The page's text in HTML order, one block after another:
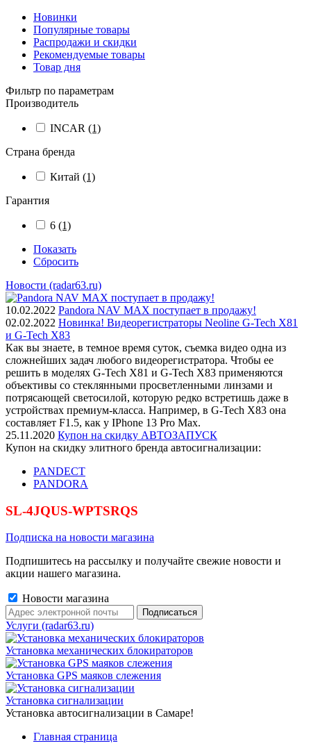
Новинки
Популярные товары
Распродажи и скидки
Рекомендуемые товары
Товар дня
Фильтр по параметрам
Производитель
INCAR (1)
Страна бренда
Китай (1)
Гарантия
6 (1)
Показать
Сбросить
Новости (radar63.ru)
10.02.2022 Pandora NAV MAX поступает в продажу!
02.02.2022 Новинка! Видеорегистраторы Neoline G-Tech X81
и G-Tech X83
Как вы знаете, в темное время суток, съемка видео одна из
сложнейших задач любого видеорегистратора. Чтобы ее
решить в моделях G-Tech X81 и G-Tech X83 применяются
объективы со стеклянными просветленными линзами и
потрясающей светосилой, которую редко встретишь даже в
устройствах премиум-класса. Например, в G-Tech X83 она
составляет F1.5, как у IPhone 13 Pro Max.
25.11.2020 Купон на скидку АВТОЗАПУСК
Купон на скидку элитного бренда автосигнализации:
PANDECT
PANDORA
SL-4JQUS-WPTSRQS
Подписка на новости магазина
Подпишитесь на рассылку и получайте свежие новости и
акции нашего магазина.
Новости магазина
Услуги (radar63.ru)
Установка механических блокираторов
Установка GPS маяков слежения
Установка сигнализации
Установка автосигнализации в Самаре!
Главная страница